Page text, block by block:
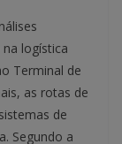
logística
Terminal de
as rotas de
de
Segundo a